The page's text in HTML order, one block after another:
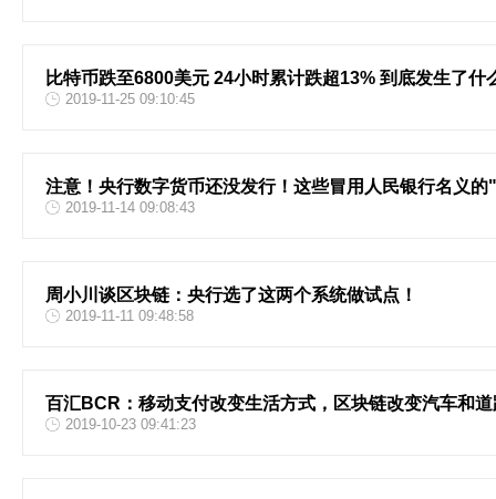
比特币跌至6800美元 24小时累计跌超13% 到底发生了什
2019-11-25 09:10:45
注意！央行数字货币还没发行！这些冒用人民银行名义
2019-11-14 09:08:43
周小川谈区块链：央行选了这两个系统做试点！
2019-11-11 09:48:58
百汇BCR：移动支付改变生活方式，区块链改变汽车和
2019-10-23 09:41:23